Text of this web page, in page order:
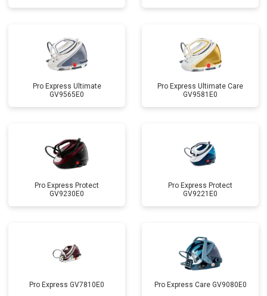
Pro Express Ultimate
GV9565E0
Pro Express Ultimate Care
GV9581E0
Pro Express Protect
GV9230E0
Pro Express Protect
GV9221E0
Pro Express GV7810E0 Pro Express Care GV9080E0